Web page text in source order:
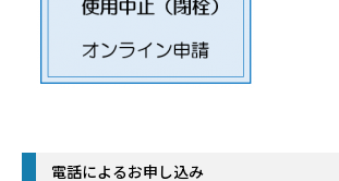
電話によるお申し込み